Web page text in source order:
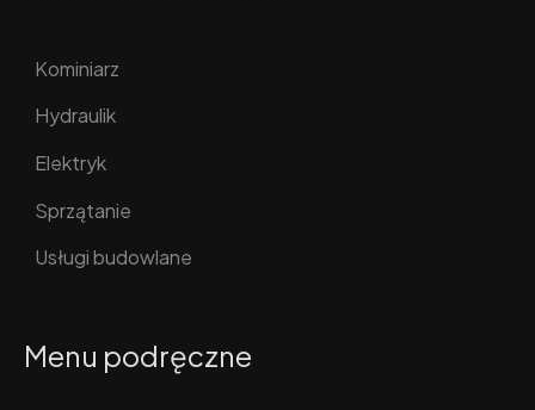
Kominiarz
Hydraulik
Elektryk
Sprzątanie
Usługi budowlane
Menu podręczne